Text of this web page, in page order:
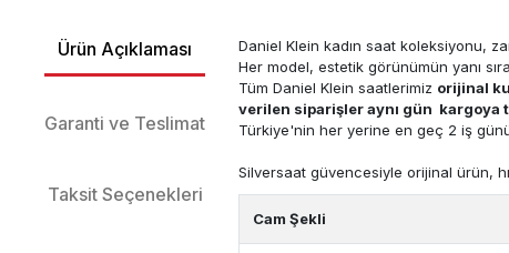
Ürün Açıklaması
Garanti ve Teslimat
Taksit Seçenekleri
Daniel Klein kadın saat koleksiyonu,
Her model, estetik görünümün yanı
Tüm Daniel Klein saatlerimiz orijinal
verilen siparişler aynı gün kargoya
Türkiye'nin her yerine en geç 2 iş
Silversaat güvencesiyle orijinal ürün,
Cam Şekli